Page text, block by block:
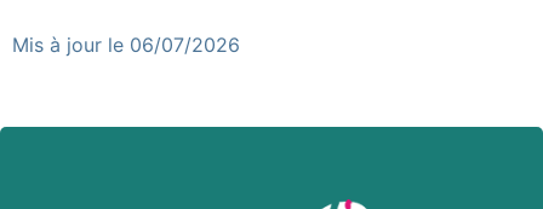
Mis à jour le 06/07/2026